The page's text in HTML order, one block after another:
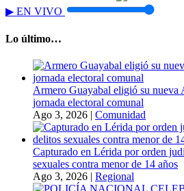
▶ EN VIVO
Lo último…
Armero Guayabal eligió su nueva
jornada electoral comunal
Ago 3, 2026 | Comunidad
Capturado en Lérida por orden
sexuales contra menor de 14 años
Ago 3, 2026 | Regional